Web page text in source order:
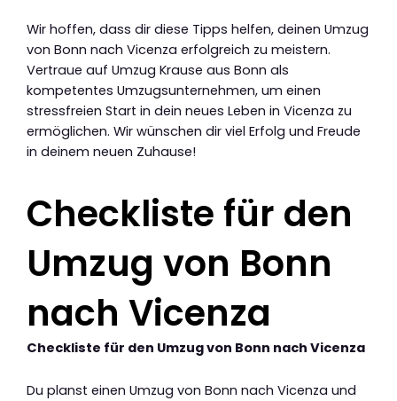
Wir hoffen, dass dir diese Tipps helfen, deinen Umzug
von Bonn nach Vicenza erfolgreich zu meistern.
Vertraue auf Umzug Krause aus Bonn als
kompetentes Umzugsunternehmen, um einen
stressfreien Start in dein neues Leben in Vicenza zu
ermöglichen. Wir wünschen dir viel Erfolg und Freude
in deinem neuen Zuhause!
Checkliste für den
Umzug von Bonn
nach Vicenza
Checkliste für den Umzug von Bonn nach Vicenza
Du planst einen Umzug von Bonn nach Vicenza und